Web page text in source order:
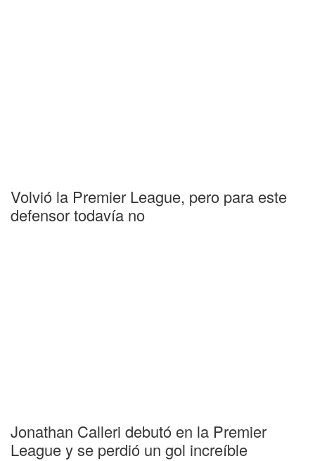
Volvió la Premier League, pero para este
defensor todavía no
Jonathan Calleri debutó en la Premier
League y se perdió un gol increíble